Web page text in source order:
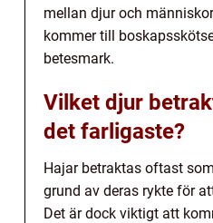
mellan djur och
kommer till
betesmark.
Vilket djur
det farligaste?
Hajar betraktas oftast
grund av deras rykte för
Det är dock viktigt att